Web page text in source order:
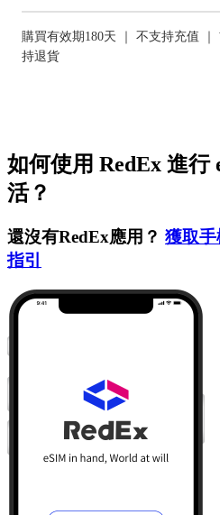
購買有效期180天 ｜ 不支持充值
持退貨
如何使用 RedEx 進行
活？
還沒有RedEx應用？ 獲取
指引